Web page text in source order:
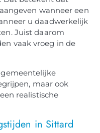
wanneer een
u daadwerkelijk
Juist daarom
vaak vroeg in de
maar ook
realistische
in Sittard